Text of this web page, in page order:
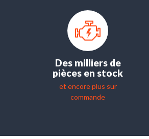
Des milliers de
pièces en stock
et encore plus sur
commande